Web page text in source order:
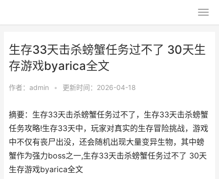
生存33天击杀螃蟹任务过不了 30天生
存游戏byarica全文
作者： admin • 更新时间：2026-04-18
摘要：生存33天击杀螃蟹任务过不了，生存33天击杀螃蟹
任务攻略!生存33天中，玩家对真实的生存冒险挑战，游戏
中不仅有丧尸出没，还会随机出现大量变异生物，其中螃
蟹作为强力boss之一,生存33天击杀螃蟹任务过不了 30天
生存游戏byarica全文